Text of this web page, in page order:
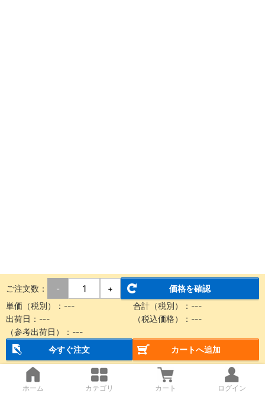
ご注文数： - +
価格を確認
単価（税別）： --- 合計（税別）： ---
出荷日： --- （税込価格）： ---
（参考出荷日）： ---
今すぐ注文
カートへ追加
ホーム カテゴリ カート ログイン